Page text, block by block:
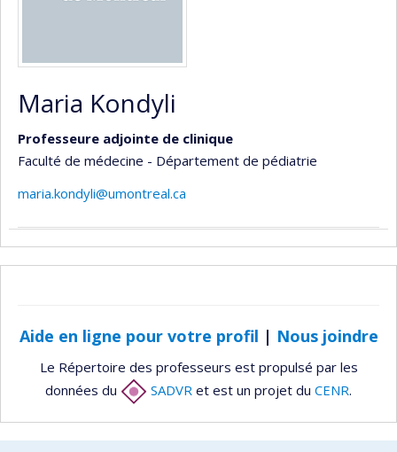
Maria Kondyli
Professeure adjointe de clinique
Faculté de médecine - Département de pédiatrie
maria.kondyli@umontreal.ca
Aide en ligne pour votre profil | Nous joindre
Le Répertoire des professeurs est propulsé par les
données du
SADVR et est un projet du CENR.